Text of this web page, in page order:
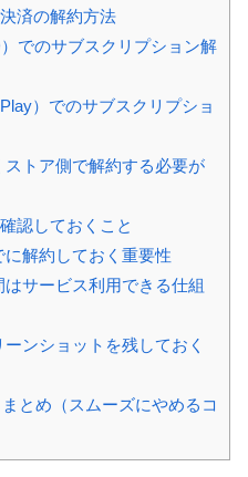
済の解約方法
でのサブスクリプション解
）でのサブスクリプショ
トア側で解約する必要が
認しておくこと
解約しておく重要性
サービス利用できる仕組
ンショットを残しておく
とめ（スムーズにやめるコ